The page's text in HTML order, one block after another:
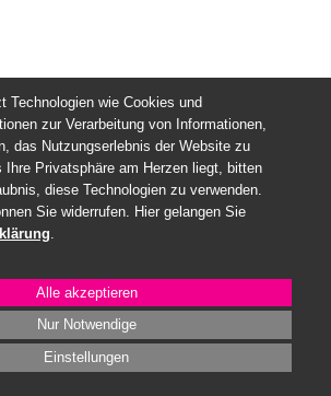
Technologien wie Cookies und
zur Verarbeitung von Informationen,
das Nutzungserlebnis der Website zu
Ihre Privatsphäre am Herzen liegt, bitten
diese Technologien zu verwenden.
Sie widerrufen. Hier gelangen Sie
.
Alleakzeptieren
Nur Notwendige
Einstellungen